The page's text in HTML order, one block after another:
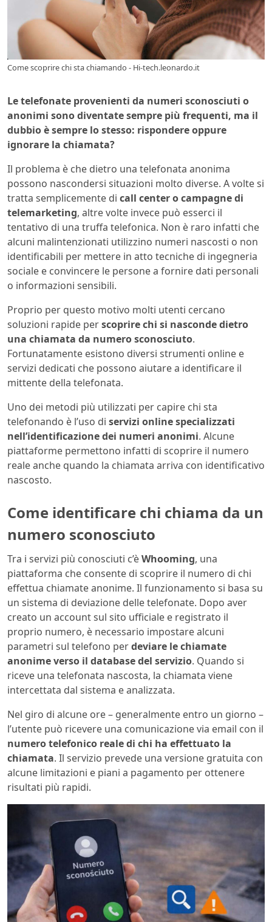
Come scoprire chi sta chiamando - Hi-tech.leonardo.it
Le telefonate provenienti da numeri sconosciuti o
anonimi sono diventate sempre più frequenti, ma il
dubbio è sempre lo stesso: rispondere oppure
ignorare la chiamata?
Il problema è che dietro una telefonata anonima
possono nascondersi situazioni molto diverse. A volte si
tratta semplicemente di call center o campagne di
telemarketing, altre volte invece può esserci il
tentativo di una truffa telefonica. Non è raro infatti che
alcuni malintenzionati utilizzino numeri nascosti o non
identificabili per mettere in atto tecniche di ingegneria
sociale e convincere le persone a fornire dati personali
o informazioni sensibili.
Proprio per questo motivo molti utenti cercano
soluzioni rapide perscoprire chi si nasconde dietro
una chiamata da numero sconosciuto.
Fortunatamente esistono diversi strumenti online e
servizi dedicati che possono aiutare a identificare il
mittente della telefonata.
Uno dei metodi più utilizzati per capire chi sta
telefonando è l’uso di servizi online specializzati
nell’identificazione dei numeri anonimi. Alcune
piattaforme permettono infatti di scoprire il numero
reale anche quando la chiamata arriva con identificativo
nascosto.
Come identificare chi chiama da un
numero sconosciuto
Tra i servizi più conosciuti c’èWhooming, una
piattaforma che consente di scoprire il numero di chi
effettua chiamate anonime. Il funzionamento si basa su
un sistema di deviazione delle telefonate. Dopo aver
creato un account sul sito ufficiale e registrato il
proprio numero, è necessario impostare alcuni
parametri sul telefono perdeviare le chiamate
anonime verso il database del servizio. Quando si
riceve una telefonata nascosta, la chiamata viene
intercettata dal sistema e analizzata.
Nel giro di alcune ore – generalmente entro un giorno –
l’utente può ricevere una comunicazione via email con il
numero telefonico reale di chi ha effettuato la
chiamata. Il servizio prevede una versione gratuita con
alcune limitazioni e piani a pagamento per ottenere
risultati più rapidi.